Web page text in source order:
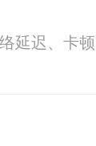
延迟、卡